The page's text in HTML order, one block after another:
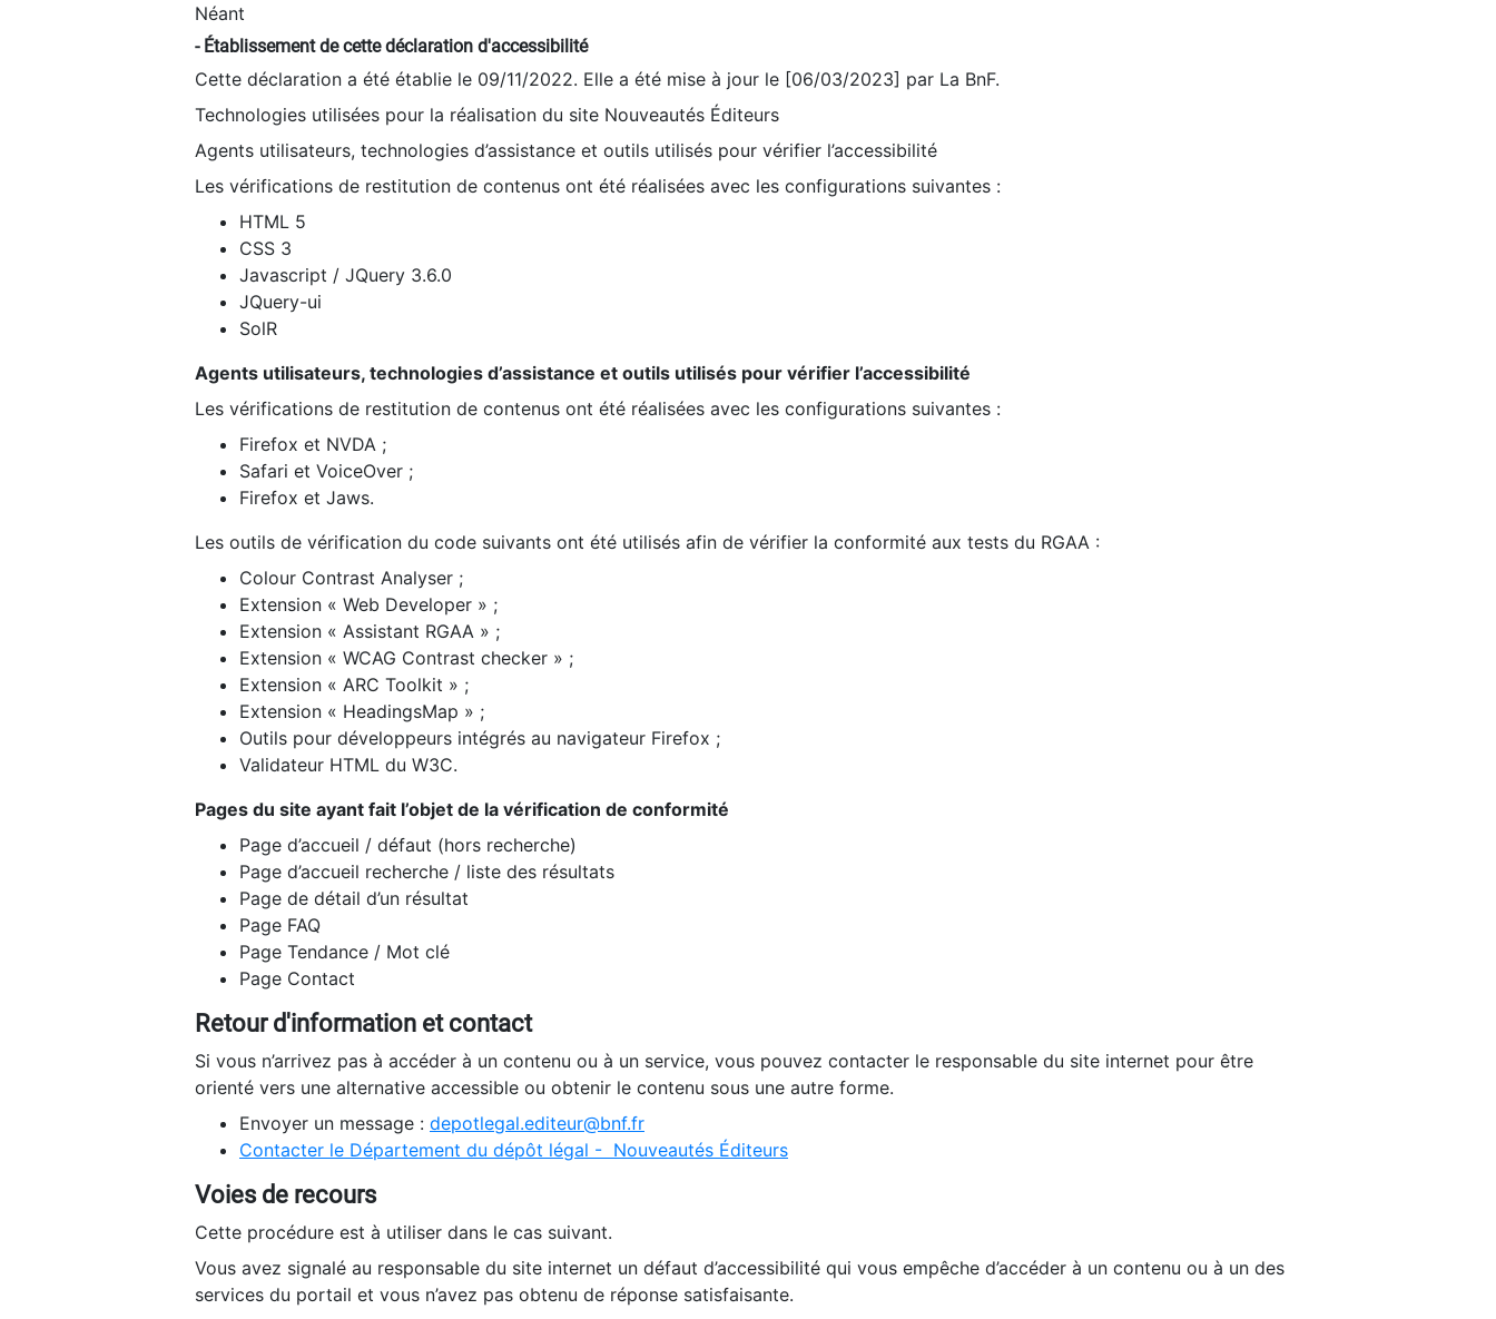
Néant
- Établissement de cette déclaration d'accessibilité
Cette déclaration a été établie le 09/11/2022. Elle a été mise à jour le [06/03/2023] par La BnF.
Technologies utilisées pour la réalisation du site Nouveautés Éditeurs
Agents utilisateurs, technologies d’assistance et outils utilisés pour vérifier l’accessibilité
Les vérifications de restitution de contenus ont été réalisées avec les configurations suivantes :
HTML 5
CSS 3
Javascript / JQuery 3.6.0
JQuery-ui
SolR
Agents utilisateurs, technologies d’assistance et outils utilisés pour vérifier l’accessibilité
Les vérifications de restitution de contenus ont été réalisées avec les configurations suivantes :
Firefox et NVDA ;
Safari et VoiceOver ;
Firefox et Jaws.
Les outils de vérification du code suivants ont été utilisés afin de vérifier la conformité aux tests du RGAA :
Colour Contrast Analyser ;
Extension « Web Developer » ;
Extension « Assistant RGAA » ;
Extension « WCAG Contrast checker » ;
Extension « ARC Toolkit » ;
Extension « HeadingsMap » ;
Outils pour développeurs intégrés au navigateur Firefox ;
Validateur HTML du W3C.
Pages du site ayant fait l’objet de la vérification de conformité
Page d’accueil / défaut (hors recherche)
Page d’accueil recherche / liste des résultats
Page de détail d’un résultat
Page FAQ
Page Tendance / Mot clé
Page Contact
Retour d'information et contact
Si vous n’arrivez pas à accéder à un contenu ou à un service, vous pouvez contacter le responsable du site internet pour être
orienté vers une alternative accessible ou obtenir le contenu sous une autre forme.
Envoyer un message : depotlegal.editeur@bnf.fr
Contacter le Département du dépôt légal - Nouveautés Éditeurs
Voies de recours
Cette procédure est à utiliser dans le cas suivant.
Vous avez signalé au responsable du site internet un défaut d’accessibilité qui vous empêche d’accéder à un contenu ou à un des
services du portail et vous n’avez pas obtenu de réponse satisfaisante.